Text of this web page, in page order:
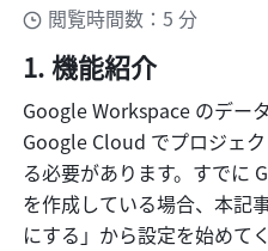
閲覧時間数：5 分
機能紹介
Google Workspace のデー
Google Cloud でプロジェ
る必要があります。すでに
を作成している場合、本記
にする」から設定を始めて